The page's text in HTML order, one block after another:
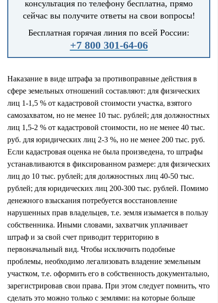
консультация по телефону бесплатна, прямо
сейчас вы получите ответы на свои вопросы!
Бесплатная горячая линия по всей России:
+7 800 301-64-06
Наказание в виде штрафа за противоправные действия в
сфере земельных отношений составляют: для физических
лиц 1-1,5 % от кадастровой стоимости участка, взятого
самозахватом, но не менее 10 тыс. рублей; для должностных
лиц 1,5-2 % от кадастровой стоимости, но не менее 40 тыс.
руб. для юридических лиц 2-3 %, но не менее 200 тыс. руб.
Если кадастровая оценка не была произведена, то штрафы
устанавливаются в фиксированном размере: для физических
лиц до 10 тыс. рублей; для должностных лиц 40-50 тыс.
рублей; для юридических лиц 200-300 тыс. рублей. Помимо
денежного взыскания потребуется восстановление
нарушенных прав владельцев, т.е. земля изымается в пользу
собственника. Иными словами, захватчик уплачивает
штраф и за свой счет приводит территорию в
первоначальный вид. Чтобы исключить подобные
проблемы, необходимо легализовать владение земельным
участком, т.е. оформить его в собственность документально,
зарегистрировав свои права. При этом следует помнить, что
сделать это можно только с землями: на которые больше